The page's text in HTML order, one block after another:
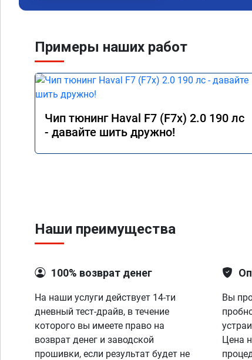
Примеры наших работ
Чип тюнинг Haval F7 (F7x) 2.0 190 лс
- давайте шить дружно!
Наши преимущества
100% возврат денег
На наши услуги действует 14-ти
дневный тест-драйв, в течение
которого вы имеете право на
возврат денег и заводской
прошивки, если результат будет не
Вы
Цена